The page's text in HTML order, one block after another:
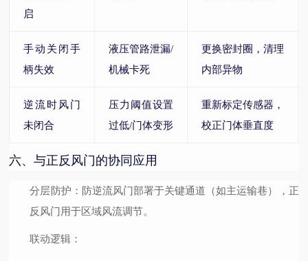
启
手动关闭手
柄失效
液压管路泄漏/
机械卡死
更换密封圈，清理
内部异物
逆流时风门
未闭合
压力阈值设置
过低/门体变形
重新标定传感器，
校正门体垂直度
六、与正反风门的协同应用
分层防护 ：防逆流风门部署于关键通道（如主运输巷），正
反风门用于区域风流调节。
联动逻辑 ：